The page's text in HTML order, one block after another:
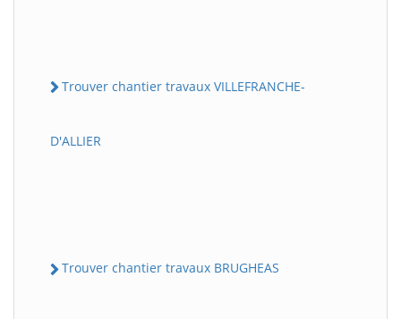
Trouver chantier travaux VILLEFRANCHE-
D'ALLIER
Trouver chantier travaux BRUGHEAS